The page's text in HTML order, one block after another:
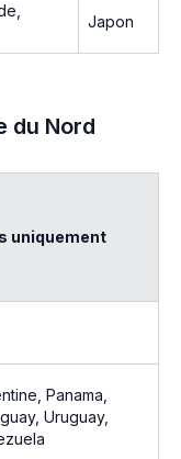
Japon
du Nord
uniquement
Panama,
Uruguay,